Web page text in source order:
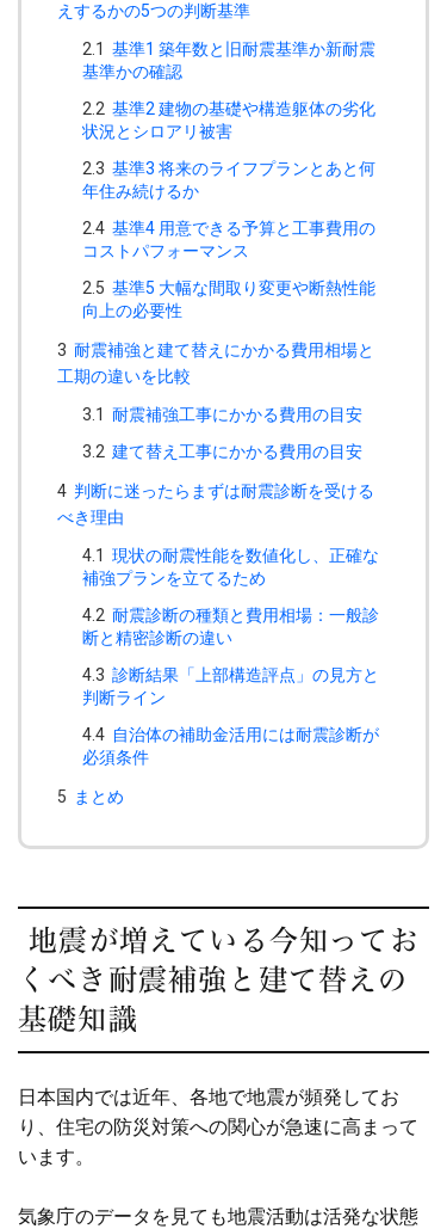
えするかの5つの判断基準
2.1 基準1 築年数と旧耐震基準か新耐震
基準かの確認
2.2 基準2 建物の基礎や構造躯体の劣化
状況とシロアリ被害
2.3 基準3 将来のライフプランとあと何
年住み続けるか
2.4 基準4 用意できる予算と工事費用の
コストパフォーマンス
2.5 基準5 大幅な間取り変更や断熱性能
向上の必要性
3 耐震補強と建て替えにかかる費用相場と
工期の違いを比較
3.1 耐震補強工事にかかる費用の目安
3.2 建て替え工事にかかる費用の目安
4 判断に迷ったらまずは耐震診断を受ける
べき理由
4.1 現状の耐震性能を数値化し、正確な
補強プランを立てるため
4.2 耐震診断の種類と費用相場：一般診
断と精密診断の違い
4.3 診断結果「上部構造評点」の見方と
判断ライン
4.4 自治体の補助金活用には耐震診断が
必須条件
5 まとめ
地震が増えている今知ってお
くべき耐震補強と建て替えの
基礎知識
日本国内では近年、各地で地震が頻発してお
り、住宅の防災対策への関心が急速に高まって
います。
気象庁のデータを見ても地震活動は活発な状態